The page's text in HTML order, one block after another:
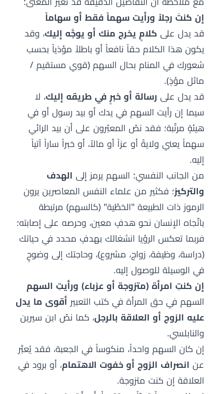
إن كنتَ رجلاً ورأيت سهماً فقط أو سهاماً
قد يدل على كلامٍ يخرج منك أو يوجَّه إليك، وقد
يكون هذا الكلام حقاً نافعاً أو باطلاً مؤذياً بحسب
شعورك في المنام بحال السهم (قوي مستقيم /
مائل مؤذٍ).
قد يدل على رسالة أو خبرٍ في طريقه إليك، لا
سيما إن رأيت السهم في يدك أو بيد رسول أو في
هيئةٍ مرتّبة؛ فقد نصّ المعبّرون على أن بيد الرائي
سهماً يعني ولايةً أو عزاً أو مالاً، أو خبراً ساراً آتياً
إليه.
من الجانب النفسي: السهم يرمز إلى الهدف
والتركيز؛ فكثير من علماء النفس المعاصرين يرون
الرموز ذات الطبيعة "الخطّية" (كالسهم) مرتبطة
باتّجاه الإنسان نحو هدفٍ معين، وحرصه على إصابته؛
فربما تعكس الرؤيا انشغالك بهدفٍ محدد في حياتك
(دراسة، وظيفة، زواج، مشروع)، وحاجتك إلى وضوحٍ
في الوسيلة للوصول إليه.
إن كنتِ امرأة (متزوجة أو عزباء) ورأيتِ السهم
السهم في حق المرأة في كتب التعبيرأقوى ما يدل
عليه الزوج أو العلاقة بالرجل، كما نصّ ابن سيرين
والنابلسي.
إن كان السهم واحداً، منكوساً في الجعبة، فقد يُعبَّر
عن انصراف الزوج أو خفوت الاهتمام، أو برود في
العلاقة إن كنت متزوجة.